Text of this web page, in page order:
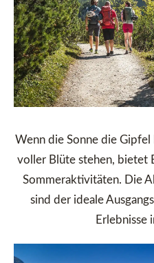
Wenn die Sonne die
voller Blüte stehen, bietet
Sommeraktivitäten. Die
sind der ideale
Erlebnisse